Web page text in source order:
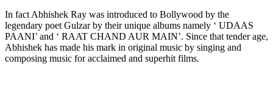
In fact Abhishek Ray was introduced to Bollywood by the
legendary poet Gulzar by their unique albums namely ‘ UDAAS
PAANI’ and ‘ RAAT CHAND AUR MAIN’. Since that tender age,
Abhishek has made his mark in original music by singing and
composing music for acclaimed and superhit films.